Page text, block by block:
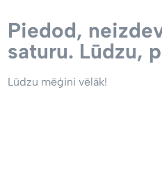
Piedod,
saturu. Lūdzu,
Lūdzu mēģini vēlāk!